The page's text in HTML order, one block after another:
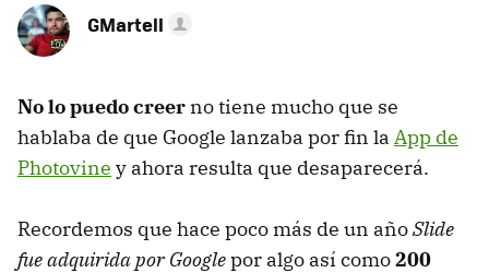
GMartell
No lo puedo creer no tiene mucho que se
hablaba de que Google lanzaba por fin la App de
Photovine y ahora resulta que desaparecerá.
Recordemos que hace poco más de un añoSlide
fue adquirida por Googlepor algo así como200